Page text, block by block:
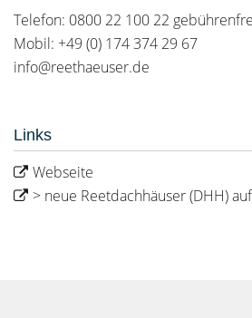
Telefon: 0800 22 100 22
Mobil: +49 (0) 174 374 29 67
info@reethaeuser.de
Links
Webseite
> neue Reetdachhäuser (DHH)